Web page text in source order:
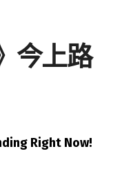
今上路
Right Now!